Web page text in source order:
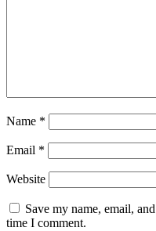
Name *
Email *
Website
Save my name, email,
time I comment.